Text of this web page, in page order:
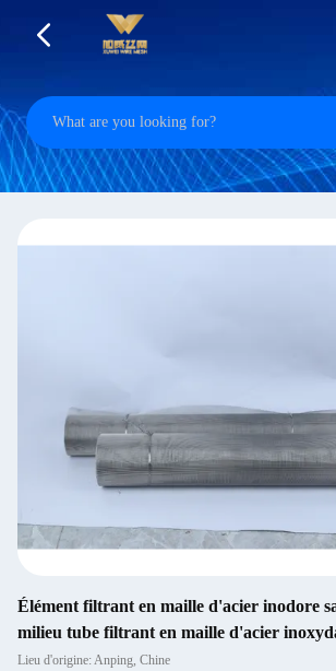
Élément filtrant en maille d'acier inodore
milieu tube filtrant en maille d'acier
Lieu d'origine: Anping, Chine